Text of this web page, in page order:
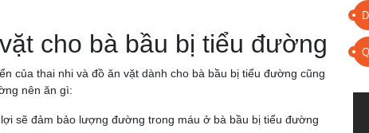
cho bà bầu bị tiểu đường
của thai nhi và đồ ăn vặt dành cho bà bầu bị tiểu đường cũng
nên ăn gì:
sẽ đảm bảo lượng đường trong máu ở bà bầu bị tiểu đường